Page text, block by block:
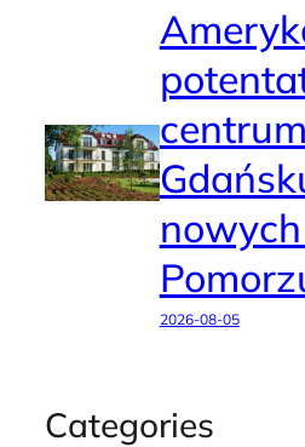
2026-08-05
Categories